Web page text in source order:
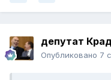
депутат
Опубликовано 7